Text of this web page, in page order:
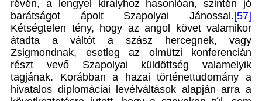
révén, a lengyel királyhoz hasonlóan, szintén jó
barátságot ápolt Szapolyai Jánossal.[57]
Kétségtelen tény, hogy az angol követ valamikor
átadta a váltót a szász hercegnek, vagy
Zsigmondnak, esetleg az olmützi konferencián
részt vevő Szapolyai küldöttség valamelyik
tagjának. Korábban a hazai történettudomány a
hivatalos diplomáciai levélváltások alapján arra a